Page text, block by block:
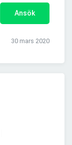
Ansök
30 mars 2020